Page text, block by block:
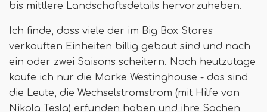
bis mittlere Landschaftsdetails hervorzuheben.
Ich finde, dass viele der im Big Box Stores
verkauften Einheiten billig gebaut sind und nach
ein oder zwei Saisons scheitern. Noch heutzutage
kaufe ich nur die Marke Westinghouse - das sind
die Leute, die Wechselstromstrom (mit Hilfe von
Nikola Tesla) erfunden haben und ihre Sachen